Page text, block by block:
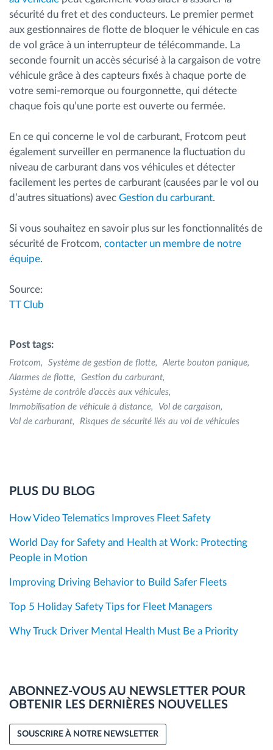
sécurité du fret et des conducteurs. Le premier permet
aux gestionnaires de flotte de bloquer le véhicule en cas
de vol grâce à un interrupteur de télécommande. La
seconde fournit un accès sécurisé à la cargaison de votre
véhicule grâce à des capteurs fixés à chaque porte de
votre semi-remorque ou fourgonnette, qui détecte
chaque fois qu’une porte est ouverte ou fermée.
En ce qui concerne le vol de carburant, Frotcom peut
également surveiller en permanence la fluctuation du
niveau de carburant dans vos véhicules et détecter
facilement les pertes de carburant (causées par le vol ou
d’autres situations) avec Gestion du carburant.
Si vous souhaitez en savoir plus sur les fonctionnalités de
sécurité de Frotcom, contacter un membre de notre
équipe.
Source:
TT Club
Post tags:
Frotcom Système de gestion de flotte
Alerte bouton panique
Alarmes de flotte
Gestion du carburant
Système de contrôle d’accès aux véhicules
Immobilisation de véhicule à distance
Vol de cargaison
Vol de carburant
Risques de sécurité liés au vol de véhicules
PLUS DU BLOG
How Video Telematics Improves Fleet Safety
World Day for Safety and Health at Work: Protecting
People in Motion
Improving Driving Behavior to Build Safer Fleets
Top 5 Holiday Safety Tips for Fleet Managers
Why Truck Driver Mental Health Must Be a Priority
ABONNEZ-VOUS AU NEWSLETTER POUR
OBTENIR LES DERNIÈRES NOUVELLES
SOUSCRIRE À NOTRE NEWSLETTER